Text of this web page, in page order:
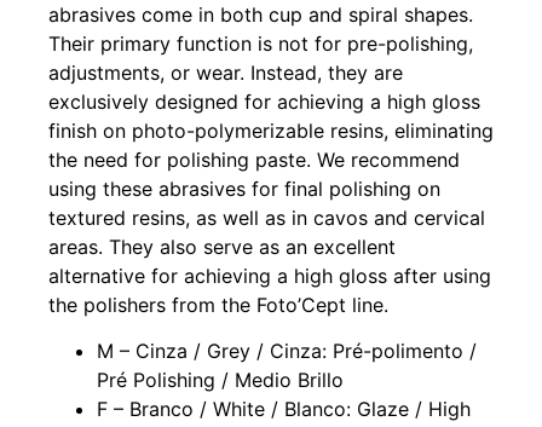
abrasives come in both cup and spiral shapes.
Their primary function is not for pre-polishing,
adjustments, or wear. Instead, they are
exclusively designed for achieving a high gloss
finish on photo-polymerizable resins, eliminating
the need for polishing paste. We recommend
using these abrasives for final polishing on
textured resins, as well as in cavos and cervical
areas. They also serve as an excellent
alternative for achieving a high gloss after using
the polishers from the Foto’Cept line.
M – Cinza / Grey / Cinza: Pré-polimento /
Pré Polishing / Medio Brillo
F – Branco / White / Blanco: Glaze / High